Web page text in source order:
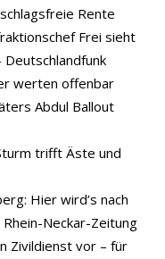
Rente
Frei sieht
Deutschlandfunk
werten offenbar
Abdul Ballout
trifft Äste und
Hier wird’s nach
Neckar-Zeitung
Zivildienst vor – für